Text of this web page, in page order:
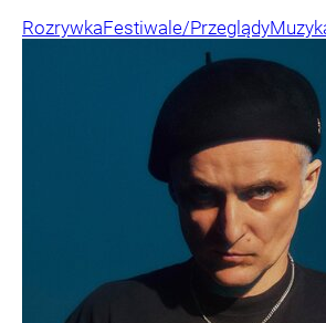
RozrywkaFestiwale/Przeglądy